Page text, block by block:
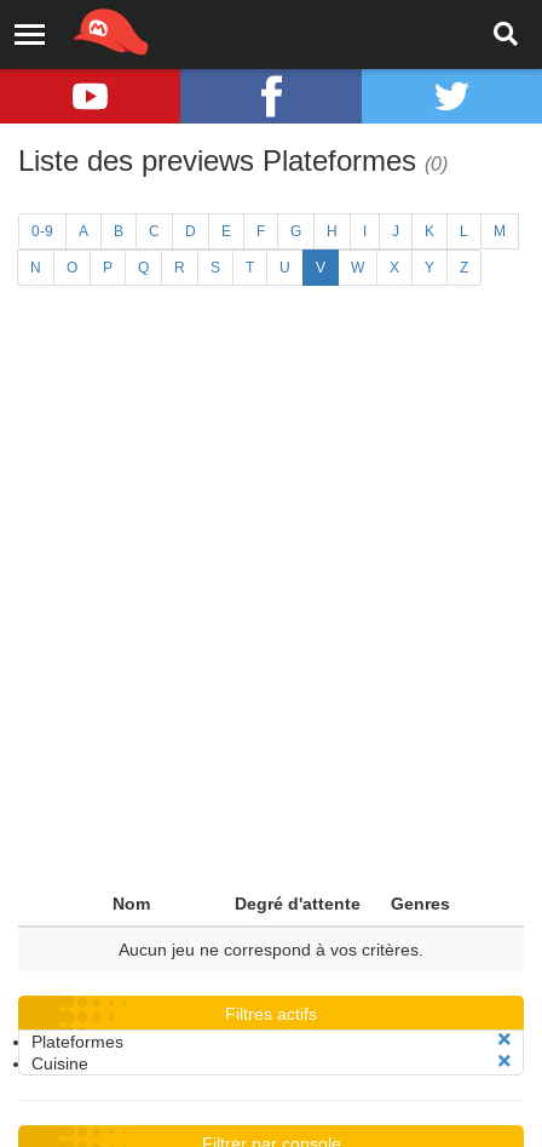
Liste des previews Plateformes (0)
0-9 A B C D E F G H J K L M
N O P Q R S T U V W X Y Z
Nom Degré d'attente Genres
Aucun jeu ne correspond à vos critères.
Filtres actifs
Plateformes
Cuisine